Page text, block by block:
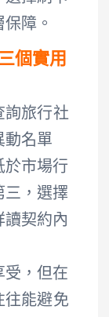
障。
個實用
詢旅行社
動名單
於市場行
三，選擇
讀契約內
受，但在
往能避免